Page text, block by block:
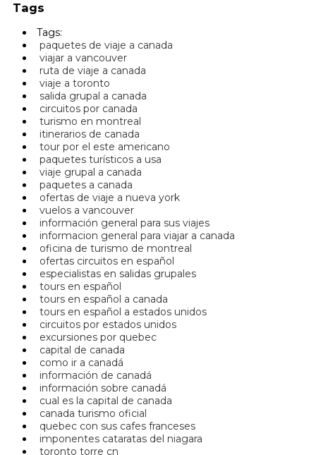
Tags
Tags:
paquetes de viaje a canada
viajar a vancouver
ruta de viaje a canada
viaje a toronto
salida grupal a canada
circuitos por canada
turismo en montreal
itinerarios de canada
tour por el este americano
paquetes turísticos a usa
viaje grupal a canada
paquetes a canada
ofertas de viaje a nueva york
vuelos a vancouver
información general para sus viajes
informacion general para viajar a canada
oficina de turismo de montreal
ofertas circuitos en español
especialistas en salidas grupales
tours en español
tours en español a canada
tours en español a estados unidos
circuitos por estados unidos
excursiones por quebec
capital de canada
como ir a canadá
información de canadá
información sobre canadá
cual es la capital de canada
canada turismo oficial
quebec con sus cafes franceses
imponentes cataratas del niagara
toronto torre cn